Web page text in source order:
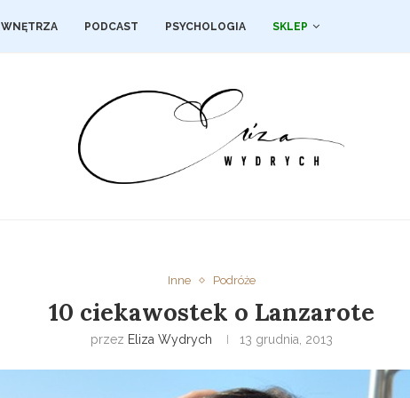
WNĘTRZA PODCAST PSYCHOLOGIA SKLEP
Inne Podróże
10 ciekawostek o Lanzarote
przez Eliza Wydrych 13 grudnia, 2013